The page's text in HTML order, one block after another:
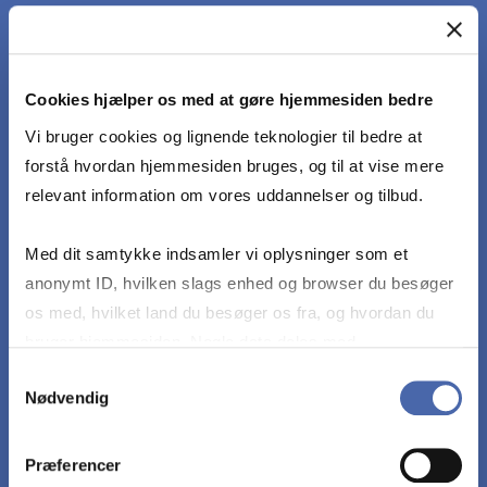
Cookies hjælper os med at gøre hjemmesiden bedre
Vi bruger cookies og lignende teknologier til bedre at
forstå hvordan hjemmesiden bruges, og til at vise mere
relevant information om vores uddannelser og tilbud.
Med dit samtykke indsamler vi oplysninger som et
anonymt ID, hvilken slags enhed og browser du besøger
os med, hvilket land du besøger os fra, og hvordan du
markedsføring. Du bestemmer selv - og kan altid trække
Nødvendig
Præferencer
For at opnå karakteren 12, skal den studerende,
med ingen eller få uvæsentlige fejl eller
Identificere forskelle mellem skriftlig og mundtlig
formidling og grundlæggende udfordringer i
forbindelse med mundtlige præsentationer og
Forholde sig kritisk til faget og dets begreber og
Analysere og vurdere retoriske
præsentationer med udgangspunkt i fagets